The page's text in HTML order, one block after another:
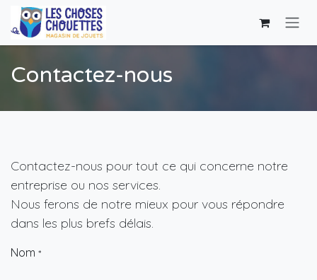
Se rendre au contenu
Contactez-nous
Contactez-nous pour tout ce qui concerne notre
entreprise ou nos services.
Nous ferons de notre mieux pour vous répondre
dans les plus brefs délais.
Nom *